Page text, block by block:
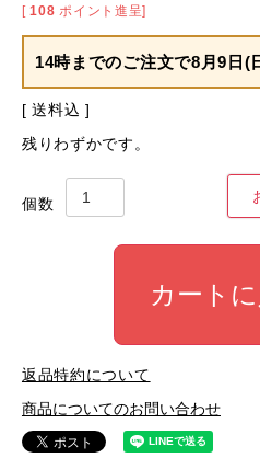
[ 108 ポイント進呈]
14時までのご注文で8月9日(
送料込
残りわずかです。
カート
返品特約について
商品についてのお問い合わせ